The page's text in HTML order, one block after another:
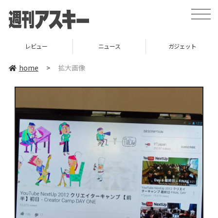
toggle
レビュー ニュース ガジェット
home > 拡大画像